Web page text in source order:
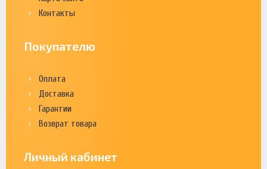
Контакты
Покупателю
Оплата
Доставка
Гарантии
Возврат товара
Личный кабинет